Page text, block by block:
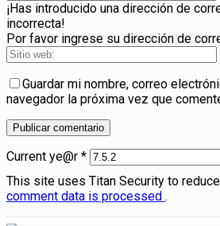
¡Has introducido una dirección de
incorrecta!
Por favor ingrese su dirección de
Guardar mi nombre, correo
navegador la próxima vez que
Current ye@r *
This site uses Titan Security to
comment data is processed .